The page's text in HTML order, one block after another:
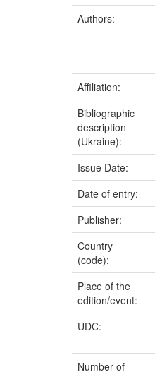
Authors:
Affiliation:
Bibliographic
description
(Ukraine):
Issue Date:
Date of entry:
Publisher:
Country
(code):
Place of the
edition/event:
UDC:
Number of